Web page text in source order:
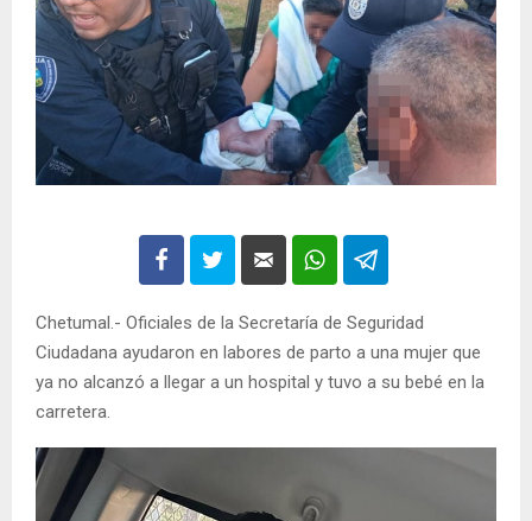
Chetumal.- Oficiales de la Secretaría de Seguridad
Ciudadana ayudaron en labores de parto a una mujer que
ya no alcanzó a llegar a un hospital y tuvo a su bebé en la
carretera.